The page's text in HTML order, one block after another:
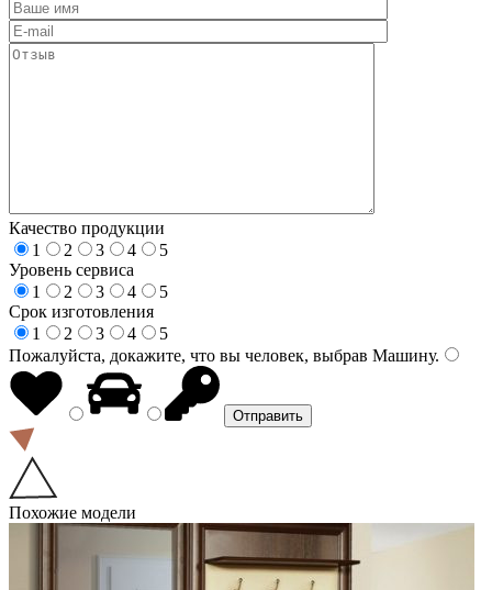
Качество продукции
1
2 3 4
5
Уровень сервиса
1
2 3 4
5
Срок изготовления
1
2 3 4
5
Пожалуйста, докажите, что вы человек, выбрав Машину.
Похожие модели